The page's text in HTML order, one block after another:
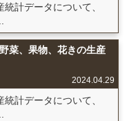
計データについて、
菜、果物、花きの生産
2024.04.29
計データについて、